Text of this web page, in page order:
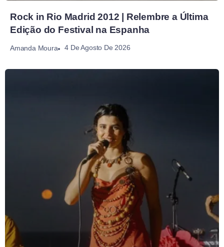
Rock in Rio Madrid 2012 | Relembre a Última
Edição do Festival na Espanha
Amanda Moura 4 De Agosto De 2026